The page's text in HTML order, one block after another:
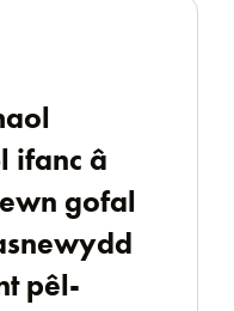
ifanc â
gofal
pêl-